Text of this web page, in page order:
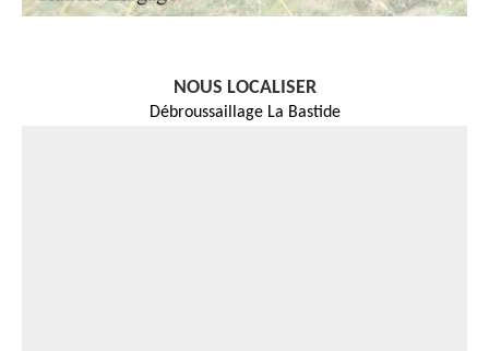
NOUS LOCALISER
Débroussaillage La Bastide